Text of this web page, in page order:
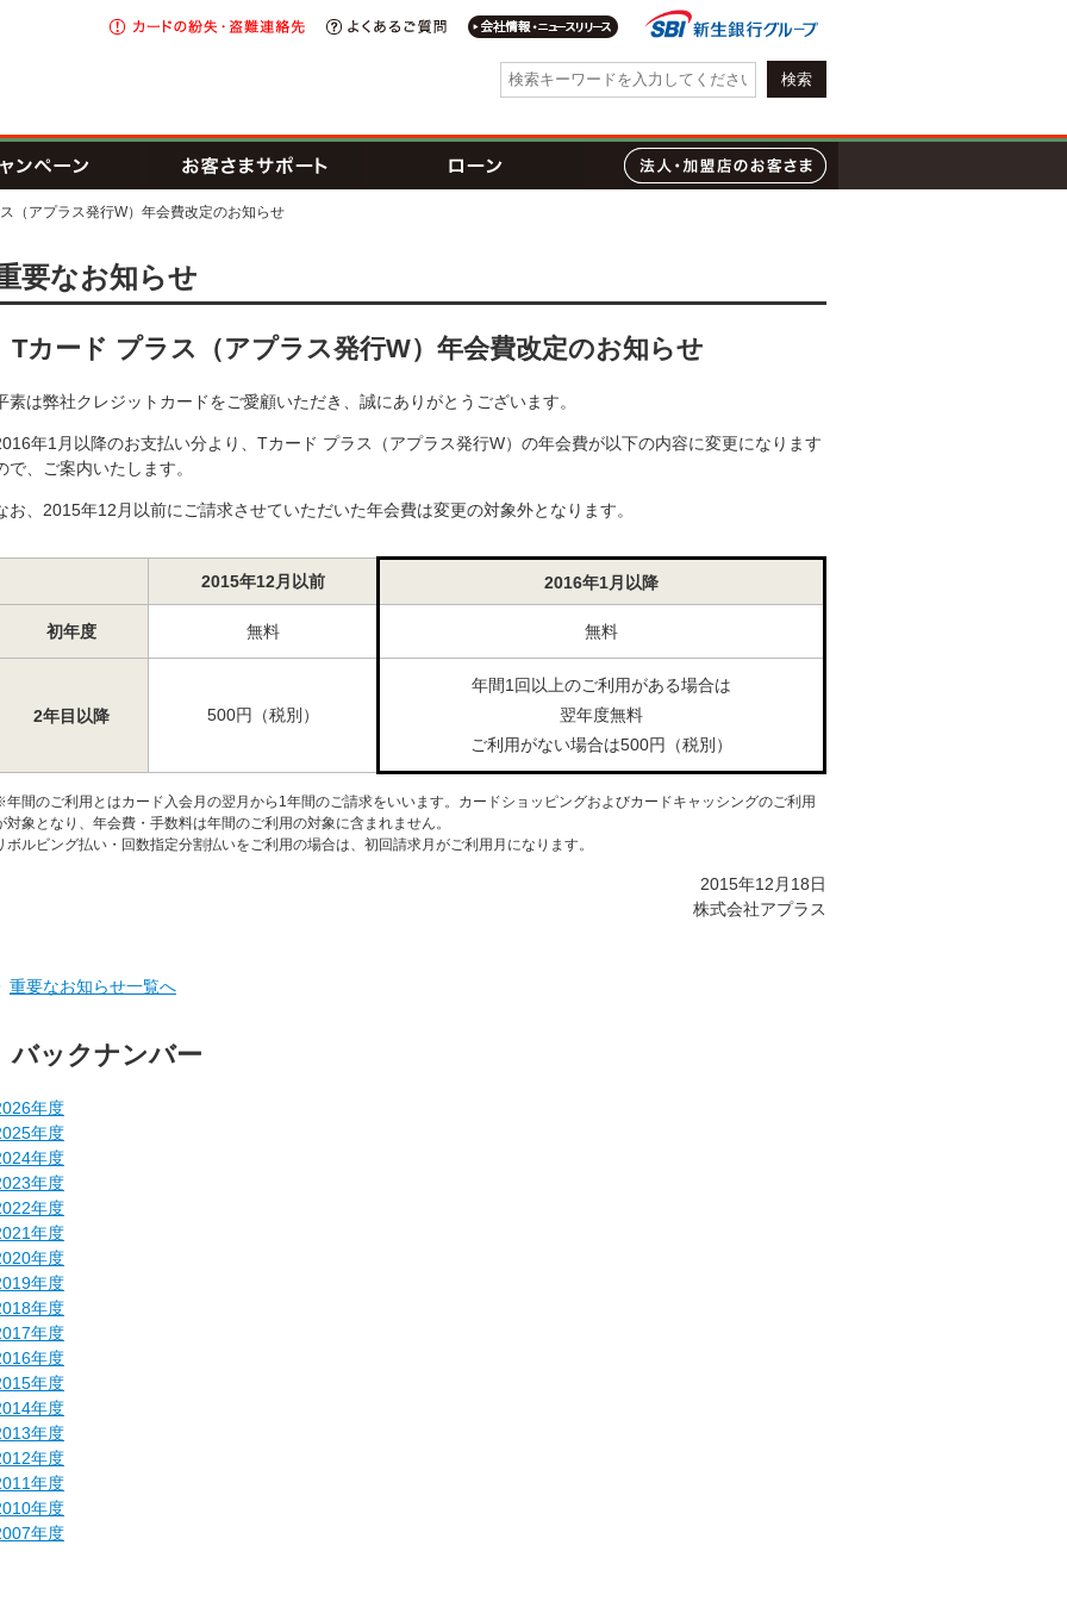
カードの紛失・盗難 連絡先
よくあるご質問 会社情報・IR情報
ローン
（アプラス発行W）年会費改定のお知らせ
要なお知らせ
Tカード プラス（アプラス発行W）年会費改定のお知らせ
素は弊社クレジットカードをご愛顧いただき、誠にありがとうございます。
年1月以降のお支払い分より、Tカード プラス（アプラス発行W）の年会費が以下の内容に変更になります
で、ご案内いたします。
お、2015年12月以前にご請求させていただいた年会費は変更の対象外となります。
2015年12月以前 2016年1月以降
初年度 無料 無料
2年目以降 500円（税別）
年間1回以上のご利用がある場合は
翌年度無料
ご利用がない場合は500円（税別）
年間のご利用とはカード入会月の翌月から1年間のご請求をいいます。カードショッピングおよびカードキャッシングのご利用
対象となり、年会費・手数料は年間のご利用の対象に含まれません。
ボルビング払い・回数指定分割払いをご利用の場合は、初回請求月がご利用月になります。
2015年12月18日
株式会社アプラス
重要なお知らせ一覧へ
バックナンバー
年度
年度
年度
年度
年度
年度
年度
年度
年度
年度
年度
年度
年度
年度
年度
年度
年度
年度
が可能な提携CD・ATM一覧
レカ防ごう不正利用